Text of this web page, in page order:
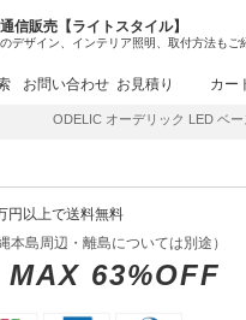
信販売【ライトスタイル】
デザイン、インテリア照明、取付方法もご
お問い合わせ お見積り カー
ODELIC オーデリック LED ベース
円以上で送料無料
本島周辺・離島については別途）
MAX 63%OFF